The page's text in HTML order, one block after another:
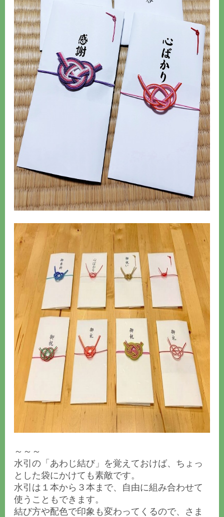
～～～
水引の「あわじ結び」を覚えておけば、ちょっ
とした袋にかけても素敵です。
水引は１本から３本まで、自由に組み合わせて
使うこともできます。
結び方や配色で印象も変わってくるので、さま